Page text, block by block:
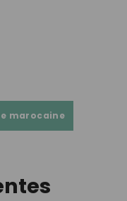
marocaine